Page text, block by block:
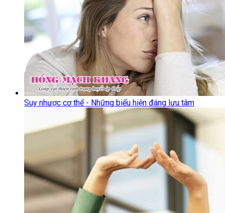
Suy nhược cơ thể - Những biểu hiện đáng lưu tâm